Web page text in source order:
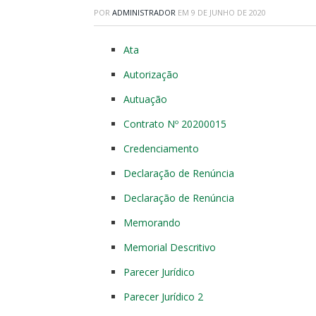
POR ADMINISTRADOR EM 9 DE JUNHO DE 2020
Ata
Autorização
Autuação
Contrato Nº 20200015
Credenciamento
Declaração de Renúncia
Declaração de Renúncia
Memorando
Memorial Descritivo
Parecer Jurídico
Parecer Jurídico 2